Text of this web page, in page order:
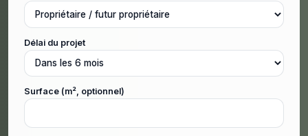
Délai du projet
Surface (m², optionnel)